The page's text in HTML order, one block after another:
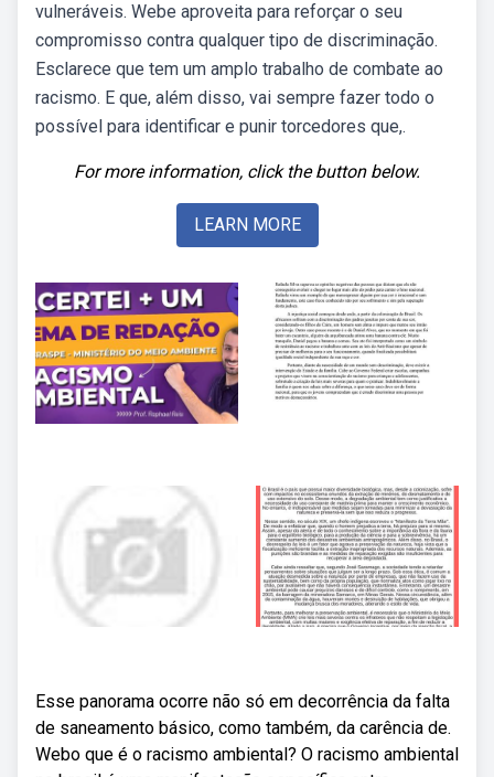
vulneráveis. Webe aproveita para reforçar o seu
compromisso contra qualquer tipo de discriminação.
Esclarece que tem um amplo trabalho de combate ao
racismo. E que, além disso, vai sempre fazer todo o
possível para identificar e punir torcedores que,.
For more information, click the button below.
LEARN MORE
Esse panorama ocorre não só em decorrência da falta
de saneamento básico, como também, da carência de.
Webo que é o racismo ambiental? O racismo ambiental